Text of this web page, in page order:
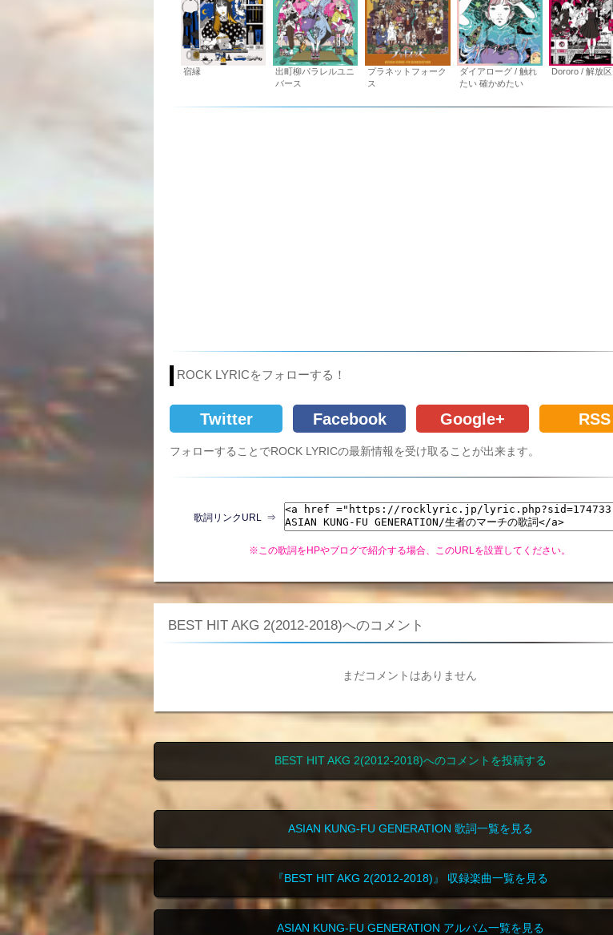
宿縁
出町柳パラレルユニ
バース
プラネットフォーク
ス
ダイアローグ / 触れ
たい 確かめたい
Dororo / 解放区
ROCK LYRICをフォローする！
Twitter Facebook Google+ RSS
フォローすることでROCK LYRICの最新情報を受け取ることが出来ます。
歌詞リンクURL ⇒
※この歌詞をHPやブログで紹介する場合、このURLを設置してください。
BEST HIT AKG 2(2012-2018)へのコメント
まだコメントはありません
BEST HIT AKG 2(2012-2018)へのコメントを投稿する
ASIAN KUNG-FU GENERATION 歌詞一覧を見る
『BEST HIT AKG 2(2012-2018)』 収録楽曲一覧を見る
ASIAN KUNG-FU GENERATION アルバム一覧を見る